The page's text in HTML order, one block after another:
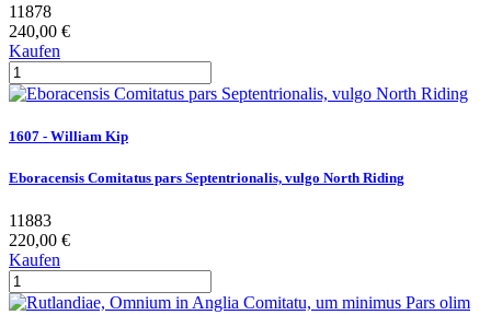
11878
240,00 €
Kaufen
1607 - William Kip
Eboracensis Comitatus pars Septentrionalis, vulgo North Riding
11883
220,00 €
Kaufen